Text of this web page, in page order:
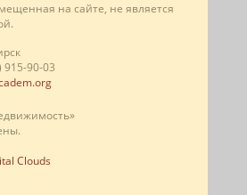
на сайте, не является
915-90-03
Clouds